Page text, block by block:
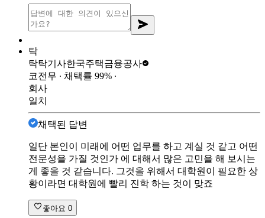
탁
탁탁기사한국주택금융공사
코전무 ∙ 채택률 99% ∙
회사
일치
채택된 답변
일단 본인이 미래에 어떤 업무를 하고 계실 것 같고 어떤
전문성을 가질 것인가 에 대해서 많은 고민을 해 보시는
게 좋을 것 같습니다. 그것을 위해서 대학원이 필요한 상
황이라면 대학원에 빨리 진학 하는 것이 맞죠
좋아요 0